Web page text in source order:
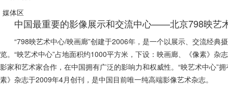
媒体区
中国最重要的影像展示和交流中心——北京798映艺
“798映艺术中心/映画廊”创建于2006年，是一个以展示、交流经
览。“映艺术中心”占地面积约1000平方米，下设：映画廊、《像素》
影家和艺术家合作，在中国拥有广泛的影响力和权威性。“映艺术中心”
素》杂志于2009年4月创刊，是中国目前唯一纯高端影像艺术杂志。